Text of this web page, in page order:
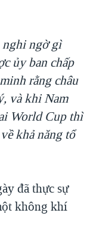
ngờ gì
ủy ban chấp
rằng châu
và khi Nam
World Cup thì
khả năng tổ
đã thực sự
không khí